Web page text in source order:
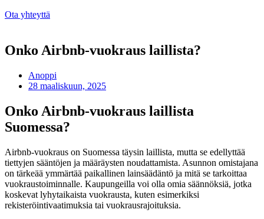
Ota yhteyttä
Onko Airbnb-vuokraus laillista?
Anoppi
28 maaliskuun, 2025
Onko Airbnb-vuokraus laillista
Suomessa?
Airbnb-vuokraus on Suomessa täysin laillista, mutta se edellyttää
tiettyjen sääntöjen ja määräysten noudattamista. Asunnon omistajana
on tärkeää ymmärtää paikallinen lainsäädäntö ja mitä se tarkoittaa
vuokraustoiminnalle. Kaupungeilla voi olla omia säännöksiä, jotka
koskevat lyhytaikaista vuokrausta, kuten esimerkiksi
rekisteröintivaatimuksia tai vuokrausrajoituksia.